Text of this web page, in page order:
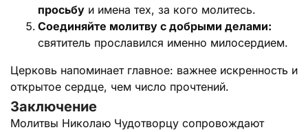
просьбу и имена тех, за кого молитесь.
Соединяйте молитву с добрыми делами:
святитель прославился именно милосердием.
Церковь напоминает главное: важнее искренность и
открытое сердце, чем число прочтений.
Заключение
Молитвы Николаю Чудотворцу сопровождают